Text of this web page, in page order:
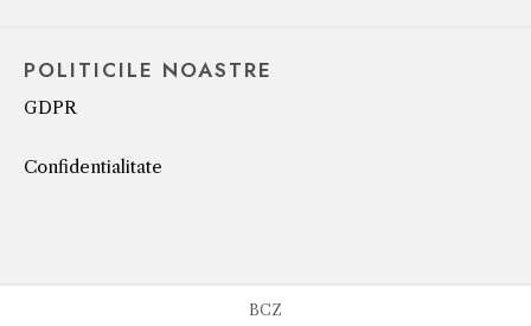
POLITICILE NOASTRE
GDPR
Confidentialitate
BCZ